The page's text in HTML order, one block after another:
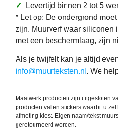
✓ Levertijd binnen 2 tot 5
* Let op: De ondergrond
zijn. Muurverf waar siliconen
met een beschermlaag, zijn
Als je twijfelt kan je altijd
info@muurteksten.nl . We
Maatwerk producten zijn uitgesloten
producten vallen stickers waarbij u
afmeting kiest. Eigen naam/tekst
geretourneerd worden.